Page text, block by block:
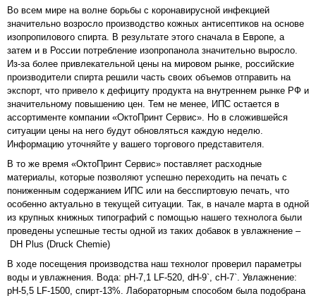
Во всем мире на волне борьбы с коронавирусной инфекцией
значительно возросло производство кожных антисептиков на основе
изопропилового спирта. В результате этого сначала в Европе, а
затем и в России потребление изопропанола значительно выросло.
Из-за более привлекательной цены на мировом рынке, российские
производители спирта решили часть своих объемов отправить на
экспорт, что привело к дефициту продукта на внутреннем рынке РФ и
значительному повышению цен. Тем не менее, ИПС остается в
ассортименте компании «ОктоПринт Сервис». Но в сложившейся
ситуации цены на него будут обновляться каждую неделю.
Информацию уточняйте у вашего торгового представителя.
В то же время «ОктоПринт Сервис» поставляет расходные
материалы, которые позволяют успешно переходить на печать с
пониженным содержанием ИПС или на бесспиртовую печать, что
особенно актуально в текущей ситуации. Так, в начале марта в одной
из крупных книжных типографий с помощью нашего технолога были
проведены успешные тесты одной из таких добавок в увлажнение –
DH Plus (Druck Chemie)
В ходе посещения производства наш технолог проверил параметры
воды и увлажнения. Вода: рН-7,1 LF-520, dH-9`, cH-7`. Увлажнение:
рН-5,5 LF-1500, спирт-13%. Лабораторным способом была подобрана